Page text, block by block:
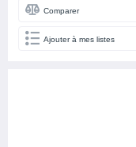
Comparer
Ajouter à mes listes